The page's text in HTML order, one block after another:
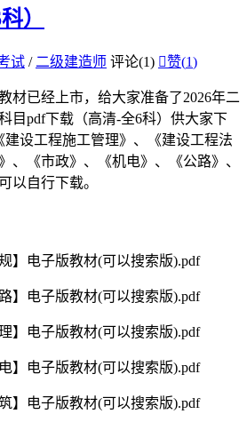
）
试 / 二级建造师 评论(1) 赞(1)
材已经上市，给大家准备了2026年二
目pdf下载（高清-全6科）供大家下
设工程施工管理》、《建设工程法
、《市政》、《机电》、《公路》、
以自行下载。
】电子版教材(可以搜索版).pdf
】电子版教材(可以搜索版).pdf
】电子版教材(可以搜索版).pdf
】电子版教材(可以搜索版).pdf
】电子版教材(可以搜索版).pdf